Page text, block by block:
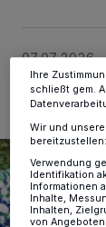
07.07.2026 ,
Informationen
Ihre
schließt gem.
Wir und
bereitzustellen:
Verwendung
Identifikation
Informationen
Inhalte,
Inhalten,
von Angeboten.